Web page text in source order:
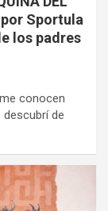
por Sportula
los padres
conocen
de